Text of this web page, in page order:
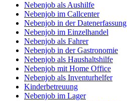
Nebenjob als Aushilfe
Nebenjob im Callcenter
Nebenjob in der Datenerfassung
Nebenjob im Einzelhandel
Nebenjob als Fahrer
Nebenjob in der Gastronomie
Nebenjob als Haushaltshilfe
Nebenjob mit Home Office
Nebenjob als Inventurhelfer
Kinderbetreuung
Nebenjob im Lager